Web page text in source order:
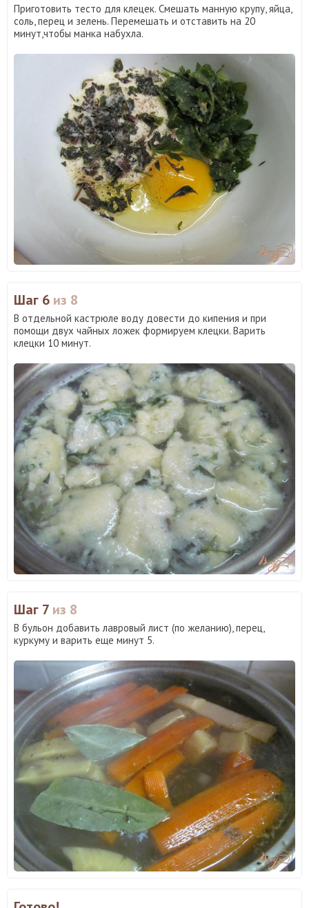
Приготовить тесто для клецек. Смешать манную крупу, яйца,
соль, перец и зелень. Перемешать и отставить на 20
минут,чтобы манка набухла.
Шаг 6 из 8
В отдельной кастрюле воду довести до кипения и при
помощи двух чайных ложек формируем клецки. Варить
клецки 10 минут.
Шаг 7 из 8
В бульон добавить лавровый лист (по желанию), перец,
куркуму и варить еще минут 5.